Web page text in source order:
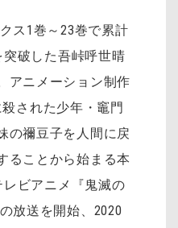
ス1巻～23巻で累計
破した吾峠呼世晴
アニメーション制作
された少年・竈門
の禰󠄀豆子を人間に戻
ることから始まる本
ビアニメ『鬼滅の
放送を開始、2020